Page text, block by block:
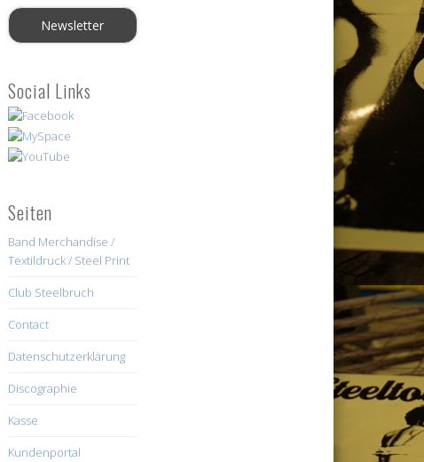
Social Links
Seiten
Band Merchandise /
Textildruck / Steel Print
Club Steelbruch
Contact
Datenschutzerklärung
Discographie
Kasse
Kundenportal